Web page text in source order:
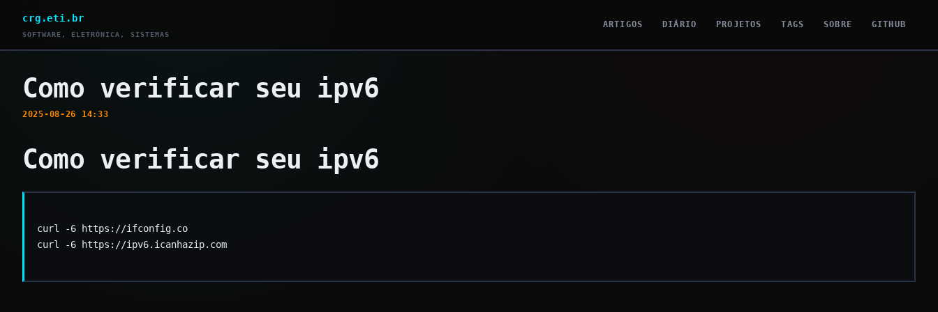
crg.eti.br
SOFTWARE, ELETRÔNICA, SISTEMAS
ARTIGOS DIÁRIO PROJETOS TAGS SOBRE GITHUB
Como verificar seu ipv6
2025-08-26 14:33
Como verificar seu ipv6
curl -6 https://ifconfig.co
curl -6 https://ipv6.icanhazip.com